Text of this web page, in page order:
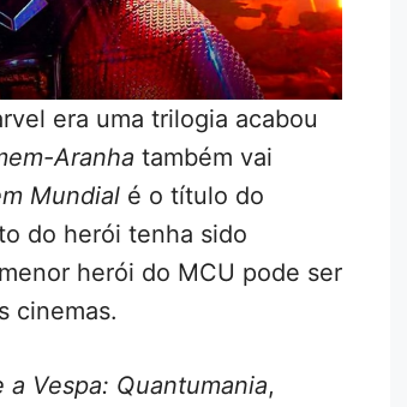
era uma trilogia acabou
Aranha também vai
Mundial é o título do
do herói tenha sido
herói do MCU pode ser
cinemas.
a Vespa: Quantumania,